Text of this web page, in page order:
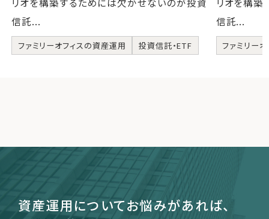
信託...
ファミリーオフィスの資産運用 投資信託・ETF
信託...
ファミリー
資産運用についてお悩みがあれば、